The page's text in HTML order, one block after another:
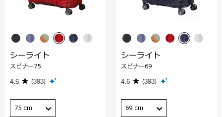
シーライト
スピナー75
4.6 (393)
75 cm
シーライト
スピナー69
4.6 (393)
69 cm